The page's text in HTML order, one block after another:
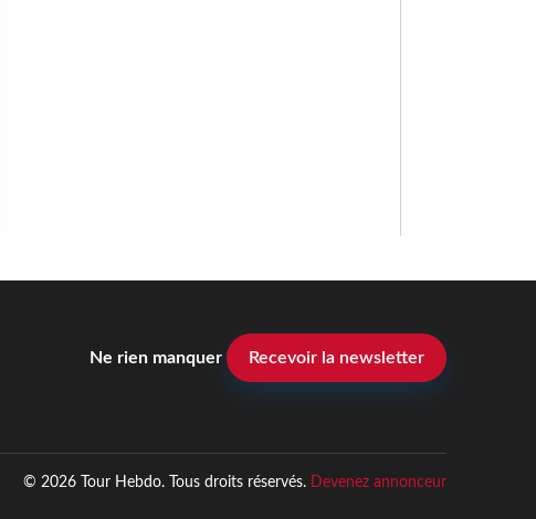
Ne rien manquer Recevoir la newsletter
© 2026 Tour Hebdo. Tous droits réservés. Devenez annonceur